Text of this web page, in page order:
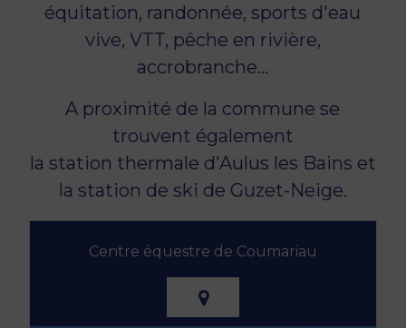
équitation, randonnée, sports d'eau
vive, VTT, pêche en rivière,
accrobranche...
A proximité de la commune se
trouvent également
la station thermale d'Aulus les Bains et
la station de ski de Guzet-Neige.
Centre équestre de Coumariau